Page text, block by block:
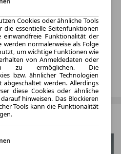
Cookies oder ähnliche Tools
die essentielle Seitenfunktionen
Funktionalität der
werden normalerweise als Folge
um wichtige Funktionen wie
von Anmeldedaten oder
zu ermöglichen. Die
bzw. ähnlicher Technologien
abgeschaltet werden. Allerdings
diese Cookies oder ähnliche
hinweisen. Das Blockieren
Tools kann die Funktionalität